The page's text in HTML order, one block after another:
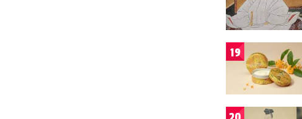
19